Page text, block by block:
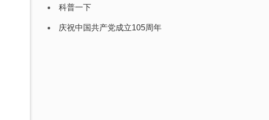
科普一下
庆祝中国共产党成立105周年